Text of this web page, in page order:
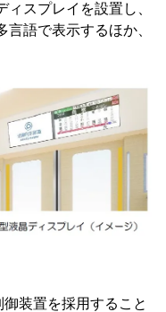
プレイを設置し、
語で表示するほか、
置を採用すること